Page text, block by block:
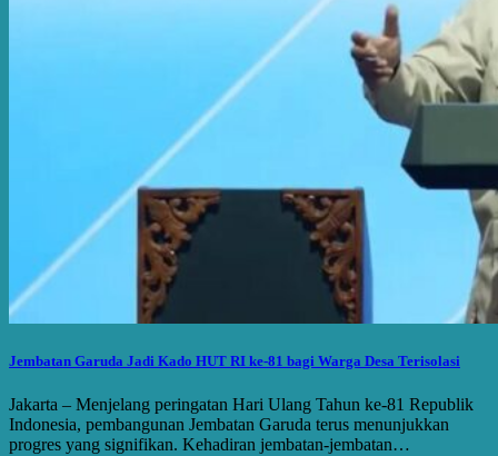
Jembatan Garuda Jadi Kado HUT RI ke-81 bagi Warga Desa Terisolasi
Jakarta – Menjelang peringatan Hari Ulang Tahun ke-81 Republik
Indonesia, pembangunan Jembatan Garuda terus menunjukkan
progres yang signifikan. Kehadiran jembatan-jembatan…